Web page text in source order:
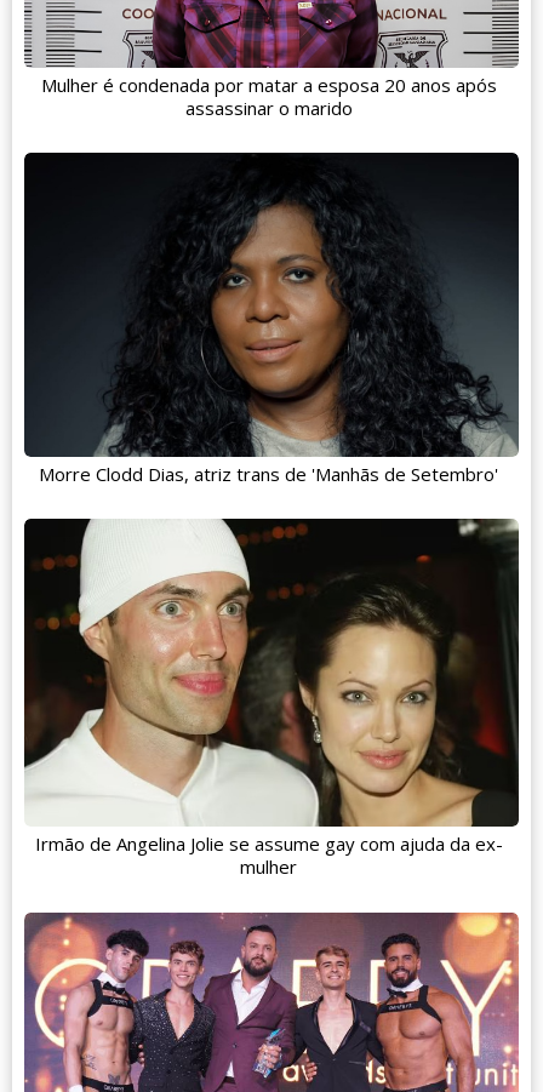
Mulher é condenada por matar a esposa 20 anos após
assassinar o marido
Morre Clodd Dias, atriz trans de 'Manhãs de Setembro'
Irmão de Angelina Jolie se assume gay com ajuda da ex-
mulher